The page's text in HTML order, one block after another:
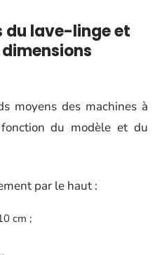
du lave-linge et
moyens des machines à
du modèle et du
par le haut :
cm ;